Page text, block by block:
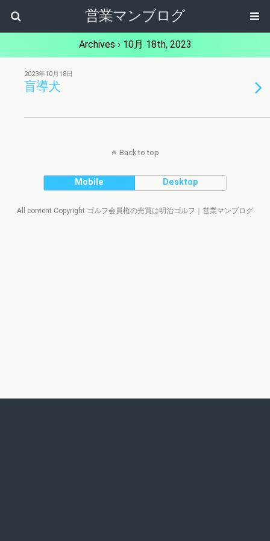
営業マンブログ
Archives › 10月 18th, 2023
2023年10月18日
盲導犬
Back to top
Mobile Desktop
All content Copyright ゴルフ会員権の売買は明治ゴルフ｜営業マンブログ